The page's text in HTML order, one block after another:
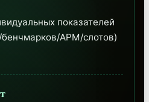
показателей
APM/слотов)